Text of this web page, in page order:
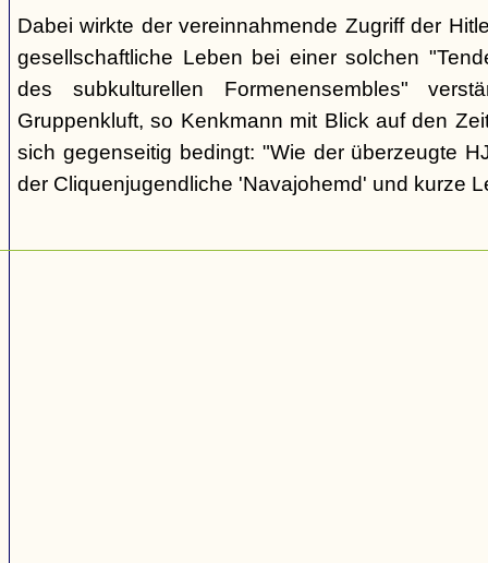
Dabei wirkte der vereinnahmende Zugriff der
gesellschaftliche Leben bei einer solchen
des subkulturellen Formenensembles"
Gruppenkluft, so Kenkmann mit Blick auf den
sich gegenseitig bedingt: "Wie der überzeugte
der Cliquenjugendliche 'Navajohemd' und kurze